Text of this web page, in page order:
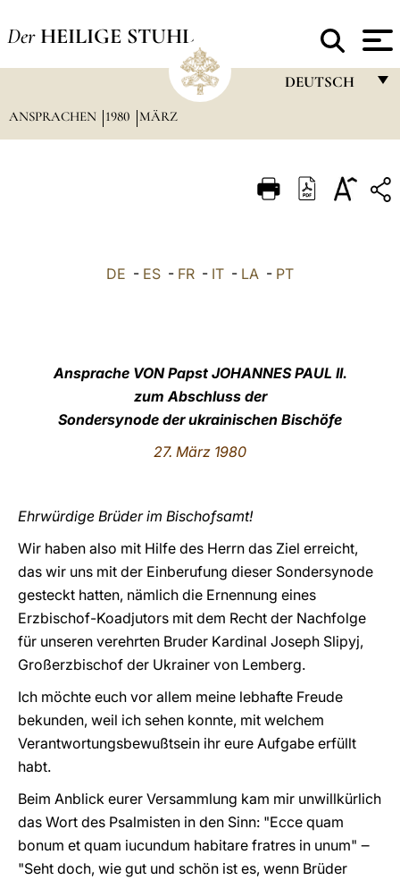
Der HEILIGE STUHL
DEUTSCH
ITALIANO
LATINE
ANSPRACHEN 1980 MÄRZ
DE - ES - FR - IT - LA - PT
Ansprache VON Papst JOHANNES PAUL II.
zum Abschluss der
Sondersynode der ukrainischen Bischöfe
27. März 1980
Ehrwürdige Brüder im Bischofsamt!
Wir haben also mit Hilfe des Herrn das Ziel erreicht,
das wir uns mit der Einberufung dieser Sondersynode
gesteckt hatten, nämlich die Ernennung eines
Erzbischof-Koadjutors mit dem Recht der Nachfolge
für unseren verehrten Bruder Kardinal Joseph Slipyj,
Großerzbischof der Ukrainer von Lemberg.
Ich möchte euch vor allem meine lebhafte Freude
bekunden, weil ich sehen konnte, mit welchem
Verantwortungsbewußtsein ihr eure Aufgabe erfüllt
habt.
Beim Anblick eurer Versammlung kam mir unwillkürlich
das Wort des Psalmisten in den Sinn: "Ecce quam
bonum et quam iucundum habitare fratres in unum" ‒
"Seht doch, wie gut und schön ist es, wenn Brüder